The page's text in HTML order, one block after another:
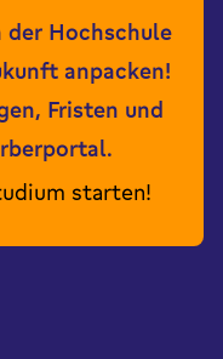
Hochschule
anpacken!
Fristen und
starten!